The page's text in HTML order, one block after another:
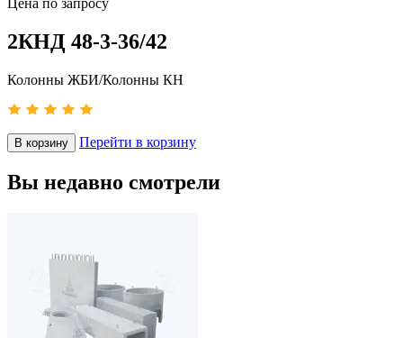
Цена по запросу
2КНД 48-3-36/42
Колонны ЖБИ/Колонны КН
В корзину Перейти в корзину
Вы недавно смотрели